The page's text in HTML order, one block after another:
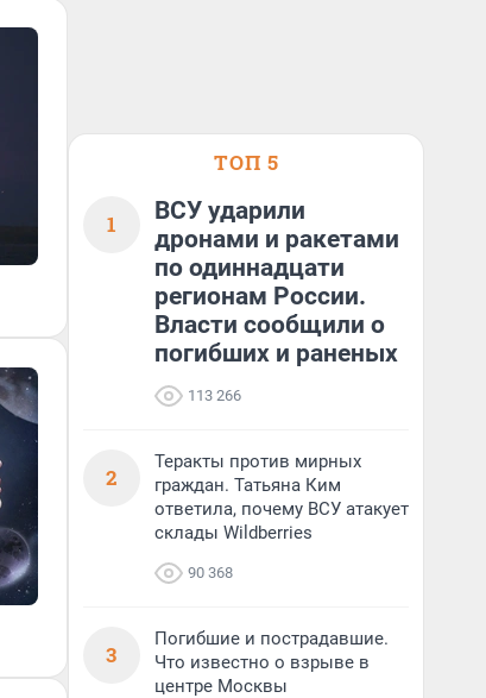
ТОП 5
1
ВСУ ударили
дронами и ракетами
по одиннадцати
регионам России.
Власти сообщили о
погибших и раненых
113 266
2
Теракты против мирных
граждан. Татьяна Ким
ответила, почему ВСУ атакует
склады Wildberries
90 368
3
Погибшие и пострадавшие.
Что известно о взрыве в
центре Москвы